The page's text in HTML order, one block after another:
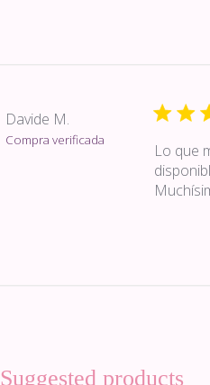
Davide M.
Compra verificada
Lo que
Suggested products